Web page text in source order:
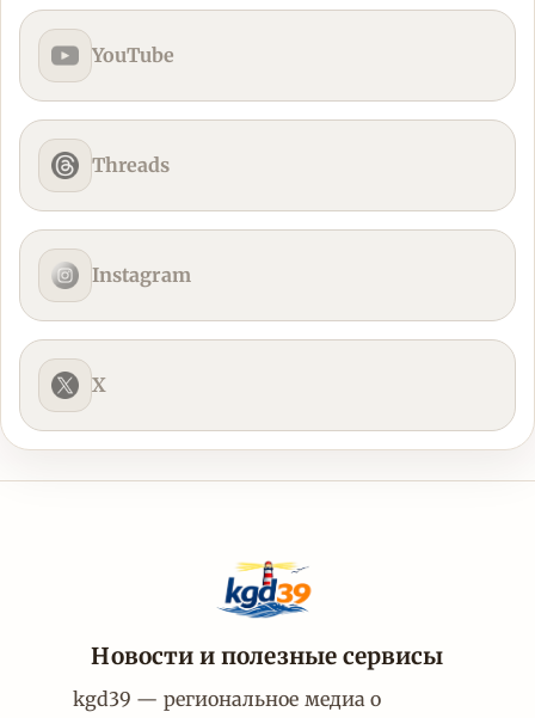
YouTube
Threads
Instagram
X
Новости и полезные сервисы
kgd39 — региональное медиа о